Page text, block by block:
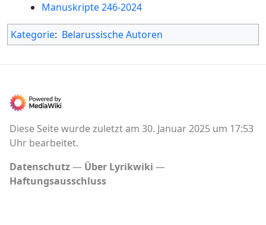
Manuskripte 246-2024
Kategorie: Belarussische Autoren
Diese Seite wurde zuletzt am 30. Januar 2025 um 17:53
Uhr bearbeitet.
Datenschutz
Über Lyrikwiki
Haftungsausschluss